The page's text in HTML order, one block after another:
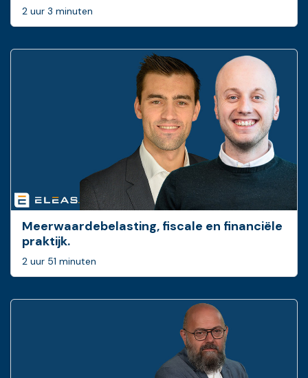
2 uur 3 minuten
Meerwaardebelasting, fiscale en financiële
praktijk.
2 uur 51 minuten